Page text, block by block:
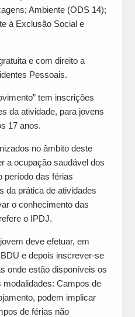
Ambiente (ODS 14);
à Exclusão Social e
e com direito a
Pessoais.
tem inscrições
da atividade, para jovens
17 anos.
no âmbito deste
a ocupação saudável dos
período das férias
da prática de atividades
o conhecimento das
o IPDJ.
deve efetuar, em
e depois inscrever-se
onde estão disponíveis os
Campos de
podem implicar
de férias não